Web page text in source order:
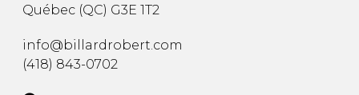
Québec (QC) G3E 1T2
info@billardrobert.com
(418) 843-0702